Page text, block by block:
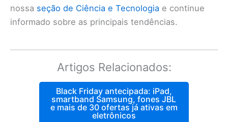
nossa seção de Ciência e Tecnologia e continue
informado sobre as principais tendências.
Artigos Relacionados:
Black Friday antecipada: iPad,
smartband Samsung, fones JBL
e mais de 30 ofertas já ativas em
eletrônicos